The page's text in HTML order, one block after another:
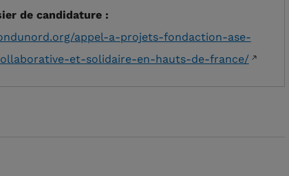
de candidature :
appel-a-projets-fondaction-ase-
et-solidaire-en-hauts-de-france/